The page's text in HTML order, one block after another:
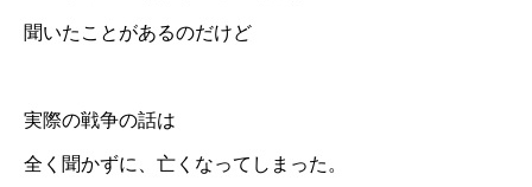
聞いたことがあるのだけど
実際の戦争の話は
全く聞かずに、亡くなってしまった。